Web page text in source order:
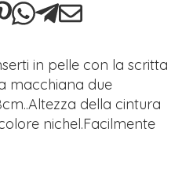
in pelle con la scritta
macchiana due
della cintura
nichel.Facilmente